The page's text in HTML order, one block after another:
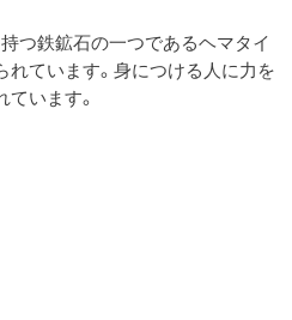
つ鉄鉱石の一つであるヘマタイ
れています。身につける人に力を
います。